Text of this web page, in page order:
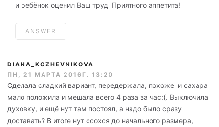
и ребёнок оценил Ваш труд. Приятного аппетита!
ANSWER
DIANA_KOZHEVNIKOVA
ПН, 21 МАРТА 2016Г. 13:20
Сделала сладкий вариант, передержала, похоже, и сахара
мало положила и мешала всего 4 раза за час:(. Выключила
духовку, и ещё нут там постоял, а надо было сразу
доставать? В итоге нут ссохся до начального размера,